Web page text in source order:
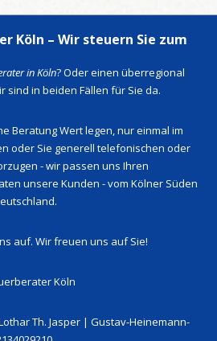
Köln – Wir steuern Sie zum
in Köln? Oder einen überregional
sind in beiden Fällen für Sie da.
Beratung Wert legen, nur einmal im
oder Sie generell telefonischen oder
- wir passen uns Ihren
unsere Kunden - vom Kölner Süden
auf. Wir freuen uns auf Sie!
Köln
Th. Jasper | Gustav-Heinemann-